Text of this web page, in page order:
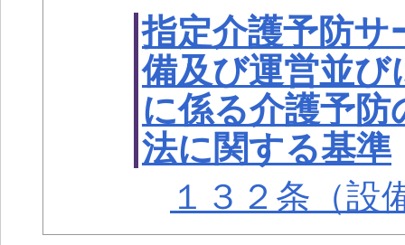
指定介護予防サ
備及び運営並び
に係る介護予
法に関する基準
１３２条（設